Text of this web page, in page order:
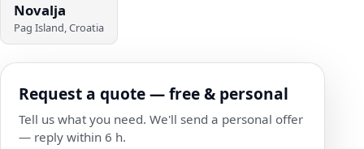
Novalja
Pag Island, Croatia
Request a quote — free & personal
Tell us what you need. We'll send a personal offer
— reply within 6 h.